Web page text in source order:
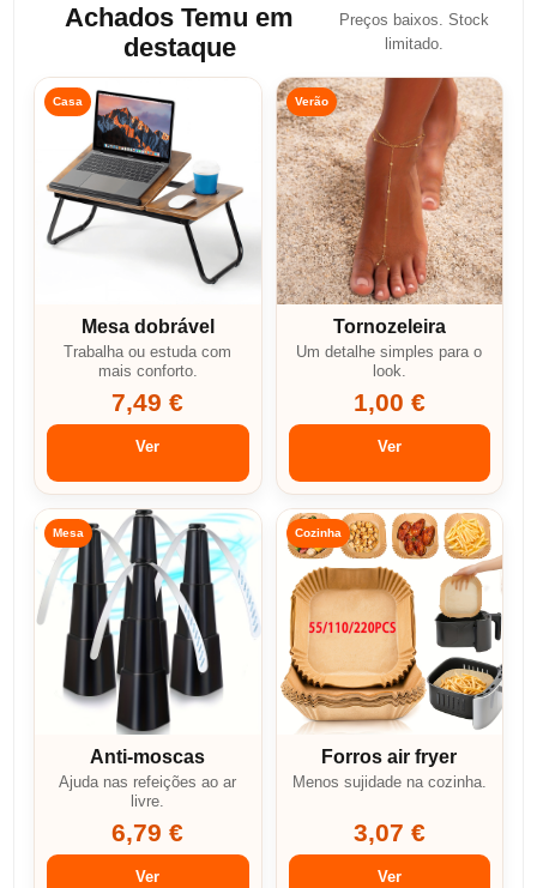
Achados Temu em
destaque
Preços baixos. Stock
limitado.
Casa
Mesa dobrável
Trabalha ou estuda com
mais conforto.
7,49 €
Ver
Verão
Tornozeleira
Um detalhe simples para o
look.
1,00 €
Ver
Mesa
Anti-moscas
Ajuda nas refeições ao ar
livre.
6,79 €
Ver
Cozinha
Forros air fryer
Menos sujidade na cozinha.
3,07 €
Ver